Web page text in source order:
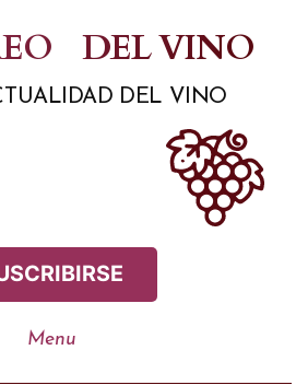
DEL VINO
DEL VINO